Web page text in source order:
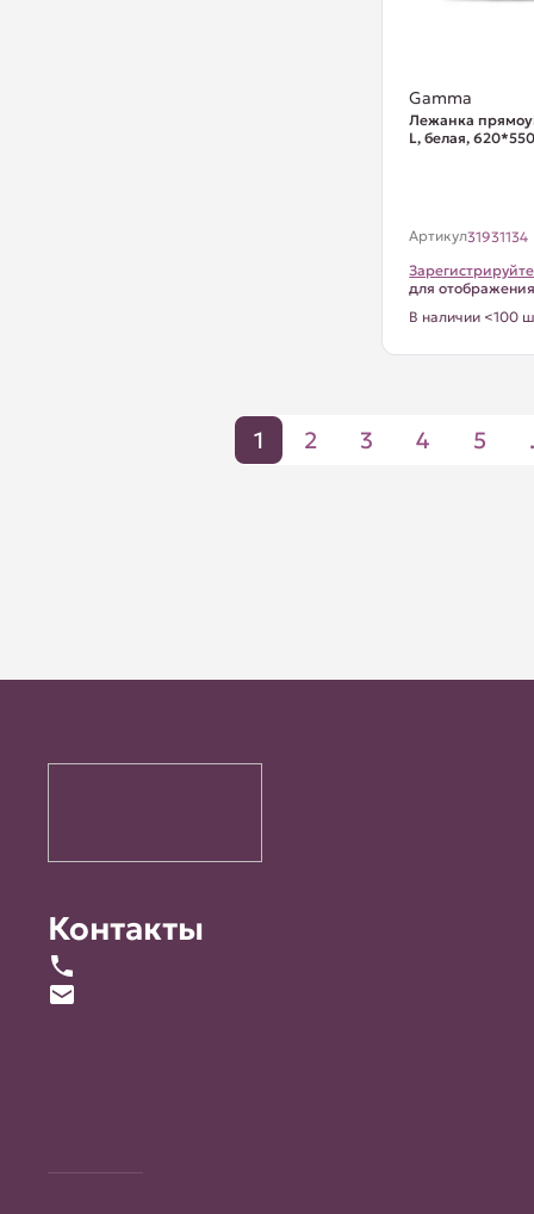
Gamma
Лежанка
L, белая,
Артикул31931134
для
В наличии <100
1 2 3 4 5
Контакты